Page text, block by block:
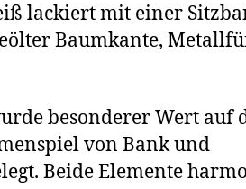
lackiert mit einer
Baumkante,
besonderer Wert auf
von Bank und
Beide Elemente